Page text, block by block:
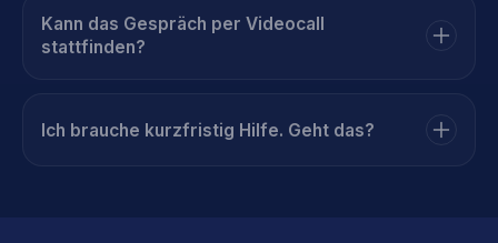
Kann das Gespräch per Videocall
stattfinden?
Ich brauche kurzfristig Hilfe. Geht das?